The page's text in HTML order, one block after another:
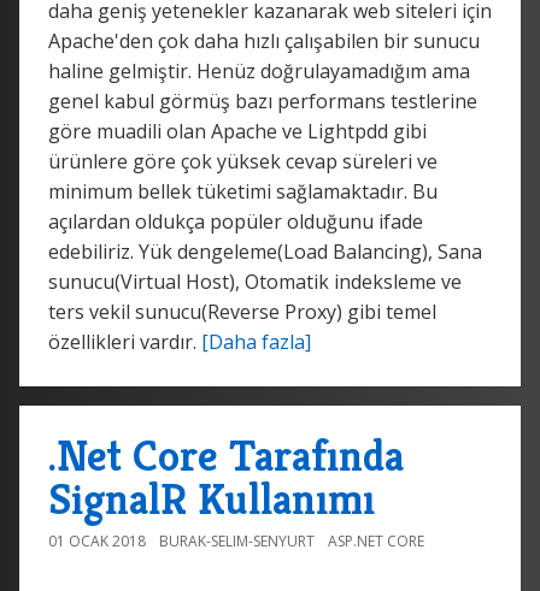
daha geniş yetenekler kazanarak web siteleri için
Apache'den çok daha hızlı çalışabilen bir sunucu
haline gelmiştir. Henüz doğrulayamadığım ama
genel kabul görmüş bazı performans testlerine
göre muadili olan Apache ve Lightpdd gibi
ürünlere göre çok yüksek cevap süreleri ve
minimum bellek tüketimi sağlamaktadır. Bu
açılardan oldukça popüler olduğunu ifade
edebiliriz. Yük dengeleme(Load Balancing), Sana
sunucu(Virtual Host), Otomatik indeksleme ve
ters vekil sunucu(Reverse Proxy) gibi temel
özellikleri vardır. [Daha fazla]
.Net Core Tarafında
SignalR Kullanımı
01 OCAK 2018 BURAK-SELIM-SENYURT ASP.NET CORE